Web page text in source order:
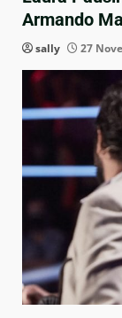
Armando
sally 27